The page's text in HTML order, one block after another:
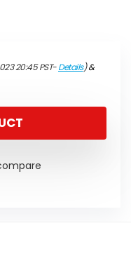
20:45 PST-Details)&